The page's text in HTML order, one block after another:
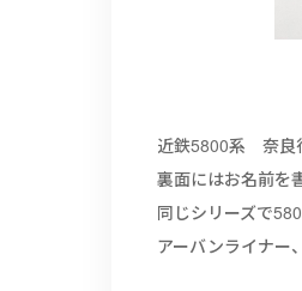
近鉄5800系 奈良
裏面にはお名前を
同じシリーズで
アーバンライナー